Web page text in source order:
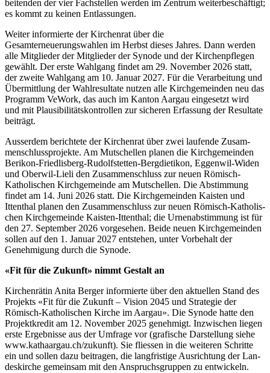
bei­t­en­den der vier Fach­stellen wer­den im Zen­trum weit­erbeschäftigt;
es kommt zu keinen Ent­las­sun­gen.
Weit­er informierte der Kirchen­rat über die
Gesamterneuerungswahlen im Herb­st dieses Jahres. Dann wer­den
alle Mit­glieder der Mit­glieder der Syn­ode und der Kirchenpfle­gen
gewählt. Der erste Wahl­gang find­et am 29. Novem­ber 2026 statt,
der zweite Wahl­gang am 10. Jan­u­ar 2027. Für die Ver­ar­beitung und
Über­mit­tlung der Wahlre­sul­tate nutzen alle Kirchge­mein­den neu das
Pro­gramm VeWork, das auch im Kan­ton Aar­gau einge­set­zt wird
und mit Plau­si­bil­ität­skon­trollen zur sicheren Erfas­sung der Resul­tate
beiträgt.
Ausser­dem berichtete der Kirchen­rat über zwei laufende Zusam­
men­schlusspro­jek­te. Am Mutschellen pla­nen die Kirchge­mein­den
Berikon-Friedlis­berg-Rudolf­stet­ten-Bergdi­etikon, Eggen­wil-Widen
und Ober­wil-Lieli den Zusam­men­schluss zur neuen Römisch-
Katholis­chen Kirchge­meinde am Mutschellen. Die Abstim­mung
find­et am 14. Juni 2026 statt. Die Kirchge­mein­den Kaisten und
Itten­thal pla­nen den Zusam­men­schluss zur neuen Römisch-Katholis­
chen Kirchge­meinde Kaisten-Itten­thal; die Urnen­ab­stim­mung ist für
den 27. Sep­tem­ber 2026 vorge­se­hen. Bei­de neuen Kirchge­mein­den
sollen auf den 1. Jan­u­ar 2027 entste­hen, unter Vor­be­halt der
Genehmi­gung durch die Syn­ode.
«Fit für die Zukun­ft» nimmt Gestalt an
Kirchen­rätin Ani­ta Berg­er informierte über den aktuellen Stand des
Pro­jek­ts «Fit für die Zukun­ft – Vision 2045 und Strate­gie der
Römisch-Katholis­chen Kirche im Aar­gau». Die Syn­ode hat­te den
Pro­jek­tkred­it am 12. Novem­ber 2025 genehmigt. Inzwis­chen liegen
erste Ergeb­nisse aus der Umfrage vor (grafis­che Darstel­lung siehe
www.kathaargau.ch/zukunft). Sie fliessen in die weit­eren Schritte
ein und sollen dazu beitra­gen, die langfristige Aus­rich­tung der Lan­
deskirche gemein­sam mit den Anspruchs­grup­pen zu entwick­eln.